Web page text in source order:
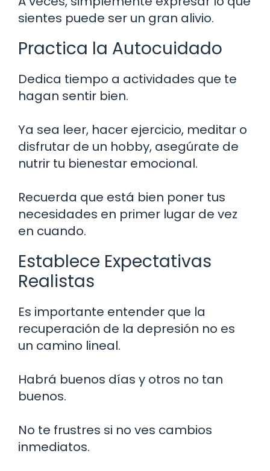
sientes puede ser un gran alivio.
Practica la Autocuidado
Dedica tiempo a actividades que te
hagan sentir bien.
Ya sea leer, hacer ejercicio, meditar o
disfrutar de un hobby, asegúrate de
nutrir tu bienestar emocional.
Recuerda que está bien poner tus
necesidades en primer lugar de vez
en cuando.
Establece Expectativas
Realistas
Es importante entender que la
recuperación de la depresión no es
un camino lineal.
Habrá buenos días y otros no tan
buenos.
No te frustres si no ves cambios
inmediatos.